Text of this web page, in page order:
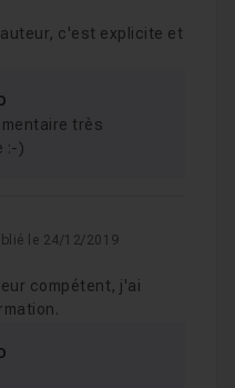
le salon d'entraide
questions.
c'est explicite et
très
:-)
le 24/12/2019
compétent, j'ai